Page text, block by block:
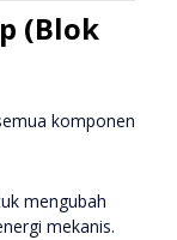
(Blok
komponen
mengubah
mekanis.